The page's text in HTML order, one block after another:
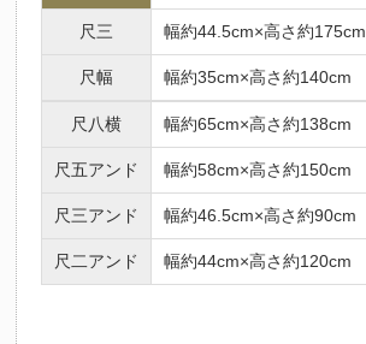
尺三 幅約44.5cm×高さ約175cm
尺幅 幅約35cm×高さ約140cm
尺八横 幅約65cm×高さ約138cm
尺五アンド 幅約58cm×高さ約150cm
尺三アンド 幅約46.5cm×高さ約90cm
尺二アンド 幅約44cm×高さ約120cm